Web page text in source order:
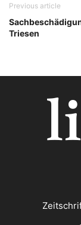
Previous article
Triesen